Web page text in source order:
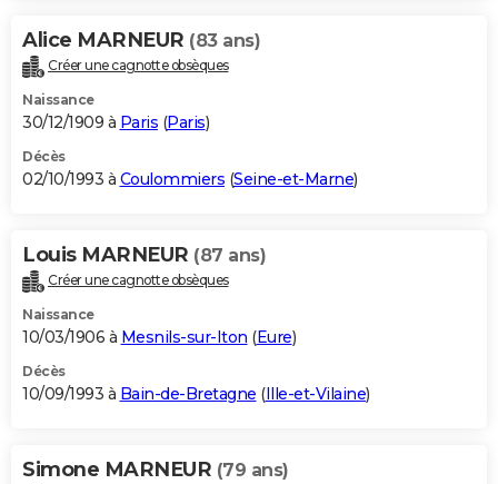
Alice MARNEUR (83 ans)
Créer une cagnotte obsèques
Naissance
30/12/1909 à Paris (Paris)
Décès
02/10/1993 à Coulommiers (Seine-et-Marne)
Louis MARNEUR (87 ans)
Créer une cagnotte obsèques
Naissance
10/03/1906 à Mesnils-sur-Iton (Eure)
Décès
10/09/1993 à Bain-de-Bretagne (Ille-et-Vilaine)
Simone MARNEUR (79 ans)